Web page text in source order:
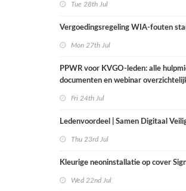
Tue 28th Jul
Vergoedingsregeling WIA-fouten
Mon 27th Jul
PPWR voor KVGO-leden: alle
documenten en webinar
Fri 24th Jul
Ledenvoordeel | Samen Digitaal
Thu 23rd Jul
Kleurige neoninstallatie op cover
Wed 22nd Jul